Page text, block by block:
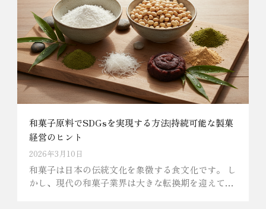
和菓子原料でSDGsを実現する方法|持続可能な製菓
経営のヒント
2026年3月10日
和菓子は日本の伝統文化を象徴する食文化です。 し
かし、現代の和菓子業界は大きな転換期を迎えてい